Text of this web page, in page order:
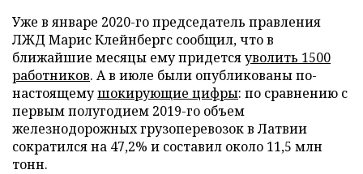
Уже в январе 2020-го председатель правления
ЛЖД Марис Клейнбергс сообщил, что в
ближайшие месяцы ему придетсяуволить 1500
работников. А в июле были опубликованы по-
настоящемушокирующие цифры: по сравнению с
первым полугодием 2019-го объем
железнодорожных грузоперевозок в Латвии
сократился на 47,2% и составил около 11,5 млн
тонн.